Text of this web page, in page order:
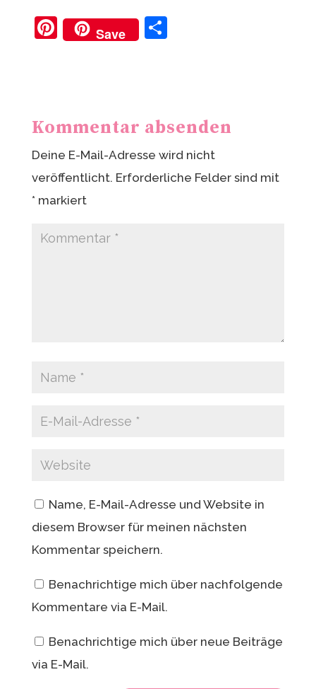
Pi
nt
st
Save
T
Kommentar absenden
Deine E-Mail-Adresse wird nicht
veröffentlicht. Erforderliche Felder sind mit
*markiert
Name, E-Mail-Adresse und Website in
diesem Browser für meinen nächsten
Kommentar speichern.
Benachrichtige mich über nachfolgende
Kommentare via E-Mail.
Benachrichtige mich über neue Beiträge
via E-Mail.